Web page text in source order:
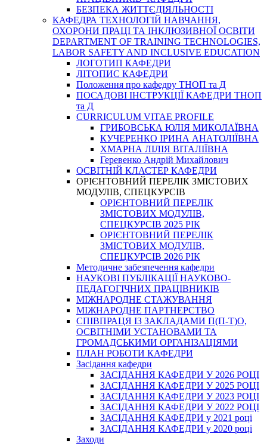
БЕЗПЕКА ЖИТТЄДІЯЛЬНОСТІ
КАФЕДРА ТЕХНОЛОГІЙ НАВЧАННЯ,
ОХОРОНИ ПРАЦІ ТА ІНКЛЮЗИВНОЇ ОСВІТИ
DEPARTMENT OF TRAINING TECHNOLOGIES,
LABOR SAFETY AND INCLUSIVE EDUCATION
ЛОГОТИП КАФЕДРИ
ЛІТОПИС КАФЕДРИ
Положення про кафедру ТНОП та Д
ПОСАДОВІ ІНСТРУКЦІЇ КАФЕДРИ ТНОП
та Д
CURRICULUM VITAE PROFILE
ГРИБОВСЬКА ЮЛІЯ МИКОЛАЇВНА
КУЧЕРЕНКО ІРИНА АНАТОЛІЇВНА
ХМАРНА ЛІЛІЯ ВІТАЛІЇВНА
Геревенко Андрій Михайлович
ОСВІТНІЙ КЛАСТЕР КАФЕДРИ
ОРІЄНТОВНИЙ ПЕРЕЛІК ЗМІСТОВИХ
МОДУЛІВ, СПЕЦКУРСІВ
ОРІЄНТОВНИЙ ПЕРЕЛІК
ЗМІСТОВИХ МОДУЛІВ,
СПЕЦКУРСІВ 2025 РІК
ОРІЄНТОВНИЙ ПЕРЕЛІК
ЗМІСТОВИХ МОДУЛІВ,
СПЕЦКУРСІВ 2026 РІК
Методичне забезпечення кафедри
НАУКОВІ ПУБЛІКАЦІЇ НАУКОВО-
ПЕДАГОГІЧНИХ ПРАЦІВНИКІВ
МІЖНАРОДНЕ СТАЖУВАННЯ
МІЖНАРОДНЕ ПАРТНЕРСТВО
СПІВПРАЦЯ ІЗ ЗАКЛАДАМИ П(П-Т)О,
ОСВІТНІМИ УСТАНОВАМИ ТА
ГРОМАДСЬКИМИ ОРГАНІЗАЦІЯМИ
ПЛАН РОБОТИ КАФЕДРИ
Засідання кафедри
ЗАСІДАННЯ КАФЕДРИ У 2026 РОЦІ
ЗАСІДАННЯ КАФЕДРИ У 2025 РОЦІ
ЗАСІДАННЯ КАФЕДРИ У 2023 РОЦІ
ЗАСІДАННЯ КАФЕДРИ У 2022 РОЦІ
ЗАСІДАННЯ КАФЕДРИ у 2021 році
ЗАСІДАННЯ КАФЕДРИ у 2020 році
Заходи